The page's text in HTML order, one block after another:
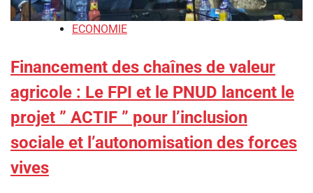
ECONOMIE
‎Financement des chaînes de valeur
agricole :‎ ‎Le FPI et le PNUD lancent le
projet ” ACTIF ” pour l’inclusion
sociale et l’autonomisation des forces
vives‎